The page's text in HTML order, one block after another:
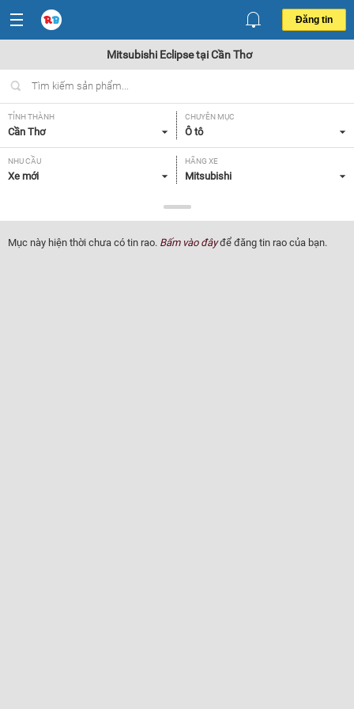
Đăng tin
Mitsubishi Eclipse tại Cần Thơ
TỈNH THÀNH
Cần Thơ
CHUYÊN MỤC
Ô tô
NHU CẦU
Xe mới
HÃNG XE
Mitsubishi
Eclipse
NĂM SẢN XUẤT
Tất cả
GIÁ XE XUẤT XỨ
Mục này hiện thời chưa có tin rao. Bấm vào đâyđể đăng tin rao của bạn.